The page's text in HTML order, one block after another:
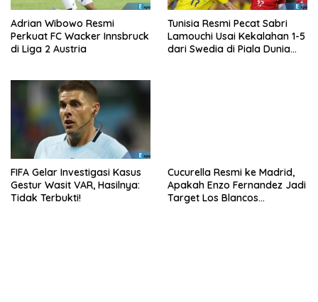
Adrian Wibowo Resmi
Perkuat FC Wacker Innsbruck
di Liga 2 Austria
Tunisia Resmi Pecat Sabri
Lamouchi Usai Kekalahan 1-5
dari Swedia di Piala Dunia
FIFA Gelar Investigasi Kasus
Gestur Wasit VAR, Hasilnya:
Tidak Terbukti!
Cucurella Resmi ke Madrid,
Apakah Enzo Fernandez Jadi
Target Los Blancos